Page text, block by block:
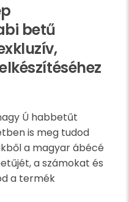
betű
Ú habbetűt
is meg tudod
a magyar ábécé
a számokat és
a termék